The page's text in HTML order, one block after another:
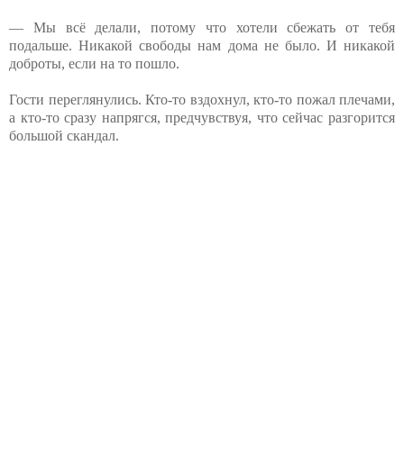
— Мы всё делали, потому что хотели сбежать от тебя
подальше. Никакой свободы нам дома не было. И никакой
доброты, если на то пошло.
Гости переглянулись. Кто-то вздохнул, кто-то пожал плечами,
а кто-то сразу напрягся, предчувствуя, что сейчас разгорится
большой скандал.